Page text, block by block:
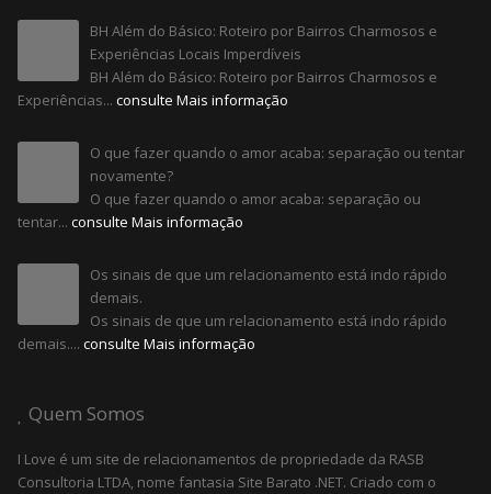
BH Além do Básico: Roteiro por Bairros Charmosos e
Experiências Locais Imperdíveis
BH Além do Básico: Roteiro por Bairros Charmosos e
Experiências... consulte Mais informação
O que fazer quando o amor acaba: separação ou tentar
novamente?
O que fazer quando o amor acaba: separação ou
tentar... consulte Mais informação
Os sinais de que um relacionamento está indo rápido
demais.
Os sinais de que um relacionamento está indo rápido
demais.... consulte Mais informação
Quem Somos
I Love é um site de relacionamentos de propriedade da RASB
Consultoria LTDA, nome fantasia Site Barato .NET. Criado com o